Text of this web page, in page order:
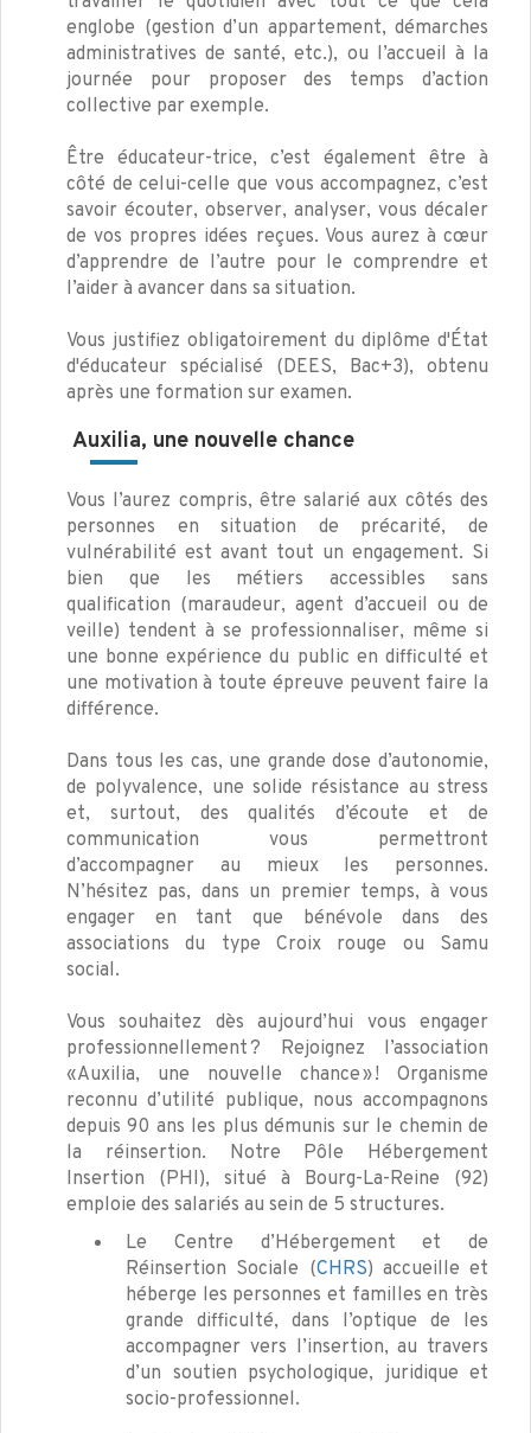
englobe (gestion d’un appartement, démarches
administratives de santé, etc.), ou l’accueil à la
journée pour proposer des temps d’action
collective par exemple.
Être éducateur-trice, c’est également être à
côté de celui-celle que vous accompagnez, c’est
savoir écouter, observer, analyser, vous décaler
de vos propres idées reçues. Vous aurez à cœur
d’apprendre de l’autre pour le comprendre et
l’aider à avancer dans sa situation.
Vous justifiez obligatoirement du diplôme d'État
d'éducateur spécialisé (DEES, Bac+3), obtenu
après une formation sur examen.
Auxilia, une nouvelle chance
Vous l’aurez compris, être salarié aux côtés des
personnes en situation de précarité, de
vulnérabilité est avant tout un engagement. Si
bien que les métiers accessibles sans
qualification (maraudeur, agent d’accueil ou de
veille) tendent à se professionnaliser, même si
une bonne expérience du public en difficulté et
une motivation à toute épreuve peuvent faire la
différence.
Dans tous les cas, une grande dose d’autonomie,
de polyvalence, une solide résistance au stress
et, surtout, des qualités d’écoute et de
communication vous permettront
d’accompagner au mieux les personnes.
N’hésitez pas, dans un premier temps, à vous
engager en tant que bénévole dans des
associations du type Croix rouge ou Samu
social.
Vous souhaitez dès aujourd’hui vous engager
professionnellement ? Rejoignez l’association
« Auxilia, une nouvelle chance » ! Organisme
reconnu d’utilité publique, nous accompagnons
depuis 90 ans les plus démunis sur le chemin de
la réinsertion. Notre Pôle Hébergement
Insertion (PHI), situé à Bourg-La-Reine (92)
emploie des salariés au sein de 5 structures.
Le Centre d’Hébergement et de
Réinsertion Sociale (CHRS) accueille et
héberge les personnes et familles en très
grande difficulté, dans l’optique de les
accompagner vers l’insertion, au travers
d’un soutien psychologique, juridique et
socio-professionnel.